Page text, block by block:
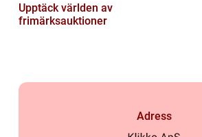
Upptäck världen av
frimärksauktioner
Adress